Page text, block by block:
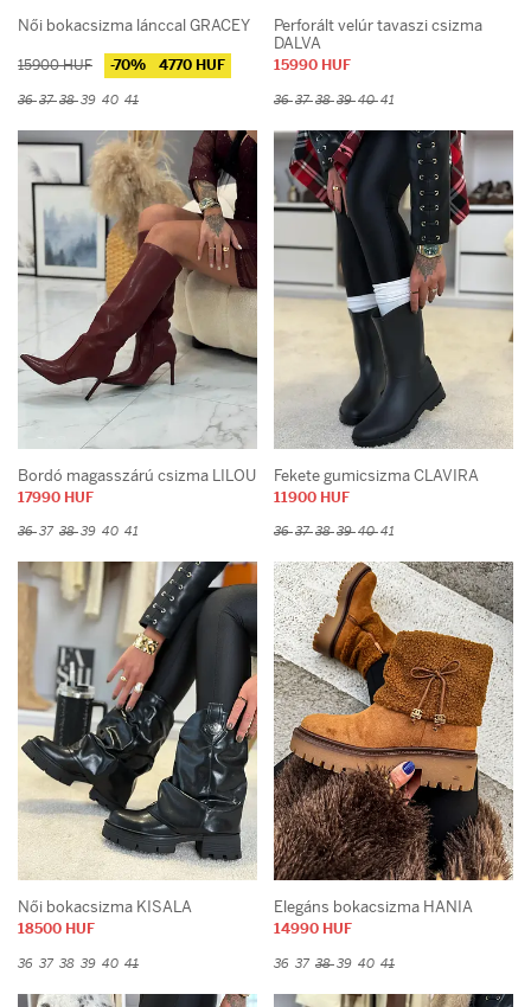
38
42
Ár
Női bokacsizma lánccal GRACEY
15900 HUF -70% 4770 HUF
36373839 40 41
Perforált velúr tavaszi csizma
DALVA
15990 HUF
363738394041
Bordó magasszárú csizma LILOU
17990 HUF
3637 3839 40 41
Fekete gumicsizma CLAVIRA
11900 HUF
363738394041
Női bokacsizma KISALA
18500 HUF
36 37 38 39 40 41
Elegáns bokacsizma HANIA
14990 HUF
36 37 3839 40 41